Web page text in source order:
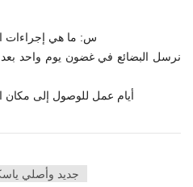
5. س: ما هي
3-5 أيام عمل للوصول إلى
جديد وأصلي